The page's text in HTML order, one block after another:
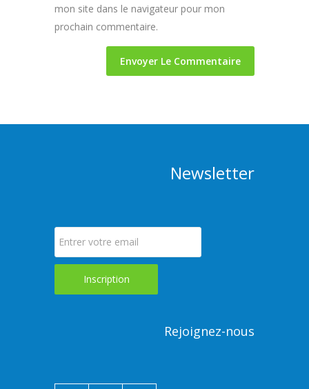
mon site dans le navigateur pour mon
prochain commentaire.
Newsletter
Rejoignez-nous